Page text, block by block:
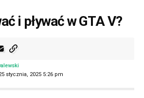
i pływać w GTA V?
stycznia, 2025 5:26 pm